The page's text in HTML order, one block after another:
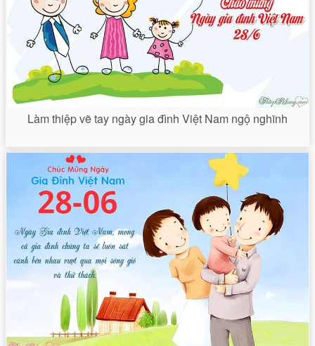
Làm thiệp vẽ tay ngày gia đình Việt Nam ngộ nghĩnh